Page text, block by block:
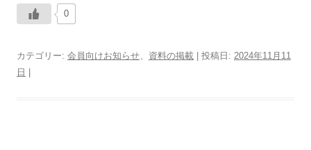
0
カテゴリー: 会員向けお知らせ、 資料の掲載 | 投稿日: 2024年11月11
日